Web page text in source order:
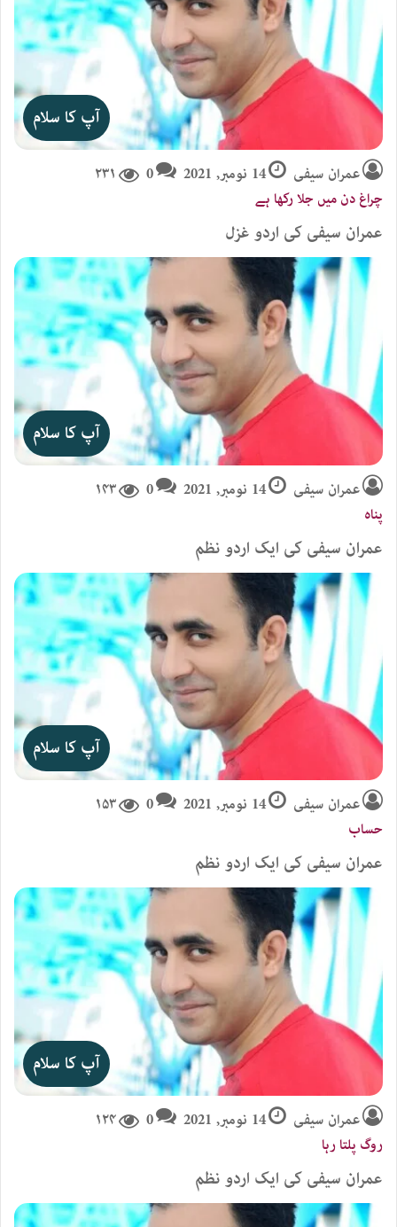
آپ کا سلام
عمران سیفی 14 نومبر, 2021 0 ۲۳۱
چراغ دن میں جلا رکھا ہے
عمران سیفی کی اردو غزل
آپ کا سلام
عمران سیفی 14 نومبر, 2021 0 ۱۴۳
پناہ
عمران سیفی کی ایک اردو نظم
آپ کا سلام
عمران سیفی 14 نومبر, 2021 0 ۱۵۳
حساب
عمران سیفی کی ایک اردو نظم
آپ کا سلام
عمران سیفی 14 نومبر, 2021 0 ۱۲۴
روگ پلتا رہا
عمران سیفی کی ایک اردو نظم